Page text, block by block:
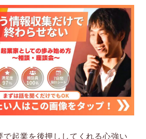
で起業を後押ししてくれる心強い